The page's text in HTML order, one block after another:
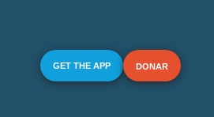
GET THE APP DONAR